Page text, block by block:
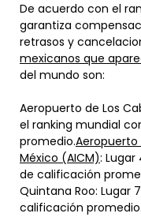
De acuerdo con el
garantiza
retrasos y
mexicanos que
del mundo son:
Aeropuerto de Los
el ranking mundial
promedio.
México (AICM):
de calificación
Quintana Roo: Lugar
calificación promedio.